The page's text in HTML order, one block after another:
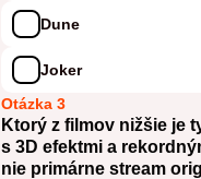
Dune
Joker
Otázka 3
Ktorý z filmov nižšie je
s 3D efektmi a
nie primárne stream